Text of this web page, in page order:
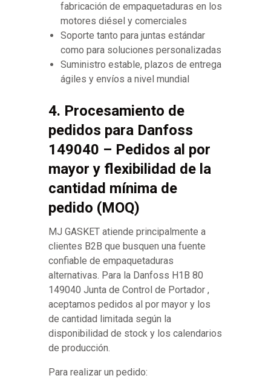
fabricación de empaquetaduras en los
motores diésel y comerciales
Soporte tanto para juntas estándar
como para soluciones personalizadas
Suministro estable, plazos de entrega
ágiles y envíos a nivel mundial
4. Procesamiento de
pedidos para Danfoss
149040 – Pedidos al por
mayor y flexibilidad de la
cantidad mínima de
pedido (MOQ)
MJ GASKET atiende principalmente a
clientes B2B que busquen una fuente
confiable de empaquetaduras
alternativas. Para la Danfoss H1B 80
149040 Junta de Control de Portador ,
aceptamos pedidos al por mayor y los
de cantidad limitada según la
disponibilidad de stock y los calendarios
de producción.
Para realizar un pedido: